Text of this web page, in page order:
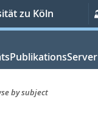
zu Köln
by subject